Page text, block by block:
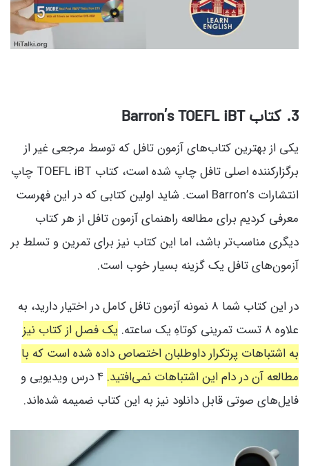
3. کتاب Barron’s TOEFL iBT
یکی از بهترین کتاب‌های آزمون تافل که توسط مرجعی غیر از
برگزارکننده اصلی تافل چاپ شده است، کتاب TOEFL iBT چاپ
انتشارات Barron’s است. شاید اولین کتابی که در این فهرست
معرفی کردیم برای مطالعه راهنمای آزمون تافل از هر کتاب
دیگری مناسب‌تر باشد، اما این کتاب نیز برای تمرین و تسلط بر
آزمون‌های تافل یک گزینه بسیار خوب است.
در این کتاب شما 8 نمونه آزمون تافل کامل در اختیار دارید، به
علاوه 8 تست تمرینی کوتاهِ یک ساعته.
یک فصل از کتاب نیز
به اشتباهات پرتکرار داوطلبان اختصاص داده شده است که با
مطالعه آن در دام این اشتباهات نمی‌افتید.
4 درس ویدیویی و
فایل‌های صوتی قابل دانلود نیز به این کتاب ضمیمه شده‌اند.